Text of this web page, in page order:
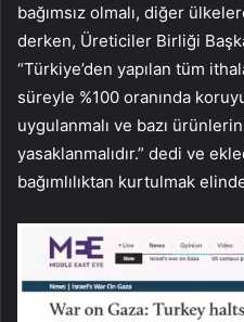
bağımsız olmalı, diğer
derken, Üreticiler Birliği
“Türkiye’den yapılan tüm
süreyle %100 oranında
uygulanmalı ve bazı
yasaklanmalıdır.” dedi ve
bağımlılıktan kurtulmak